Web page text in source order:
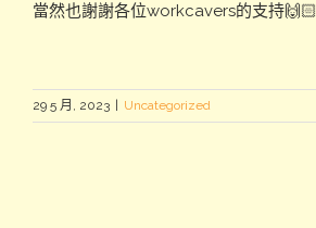
當然也謝謝各位workcavers的支持🙌🏻
29 5 月, 2023 Uncategorized